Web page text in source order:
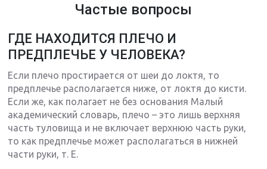
Частые вопросы
ГДЕ НАХОДИТСЯ ПЛЕЧО И
ПРЕДПЛЕЧЬЕ У ЧЕЛОВЕКА?
Если плечо простирается от шеи до локтя, то
предплечье располагается ниже, от локтя до кисти.
Если же, как полагает не без основания Малый
академический словарь, плечо – это лишь верхняя
часть туловища и не включает верхнюю часть руки,
то как предплечье может располагаться в нижней
части руки, т. Е.